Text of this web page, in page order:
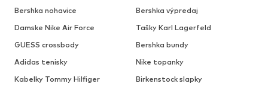
Bershka nohavice
Bershka výpredaj
Damske Nike Air Force
Tašky Karl Lagerfeld
GUESS crossbody
Bershka bundy
Adidas tenisky
Nike topanky
Kabelky Tommy Hilfiger
Birkenstock slapky